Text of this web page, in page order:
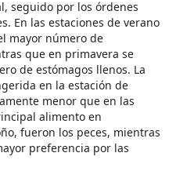
seguido por los órdenes
En las estaciones de verano
mayor número de
que en primavera se
de estómagos llenos. La
en la estación de
menor que en las
alimento en
fueron los peces, mientras
preferencia por las